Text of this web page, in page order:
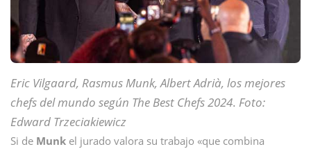
Eric Vilgaard, Rasmus Munk, Albert Adrià, los mejores
chefs del mundo según The Best Chefs 2024. Foto:
Edward Trzeciakiewicz
Si de Munk el jurado valora su trabajo «que combina